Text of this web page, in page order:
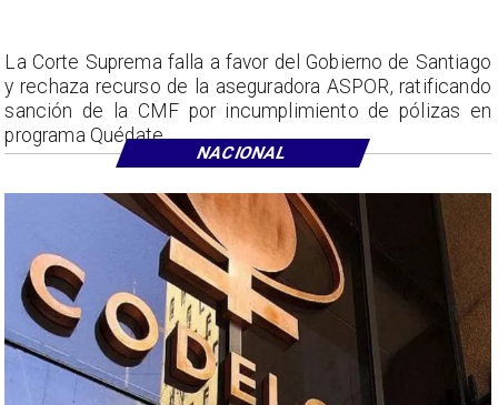
La Corte Suprema falla a favor del Gobierno de Santiago
y rechaza recurso de la aseguradora ASPOR, ratificando
sanción de la CMF por incumplimiento de pólizas en
programa Quédate.
NACIONAL